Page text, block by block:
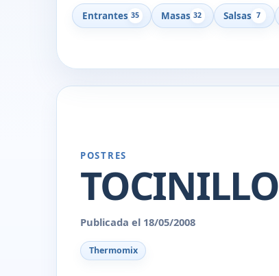
Entrantes 35 Masas 32 Salsas 7
POSTRES
TOCINILLO
Publicada el 18/05/2008
Thermomix